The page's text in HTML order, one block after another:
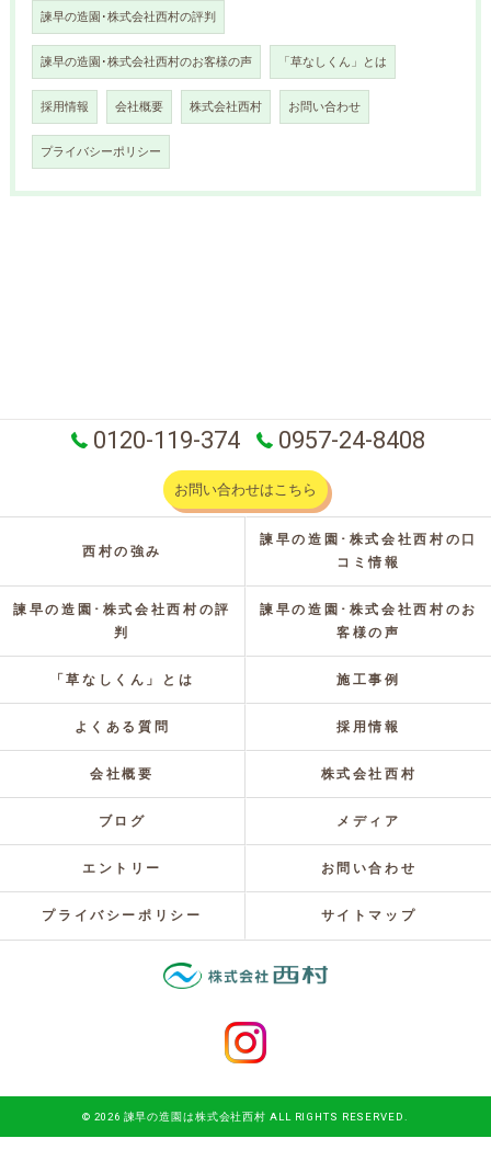
諫早の造園･株式会社西村の評判
諫早の造園･株式会社西村のお客様の声 「草なしくん」とは
採用情報 会社概要 株式会社西村 お問い合わせ
プライバシーポリシー
0120-119-374 0957-24-8408
お問い合わせはこちら
西村の強み
諫早の造園･株式会社西村の口
コミ情報
諫早の造園･株式会社西村の評
判
諫早の造園･株式会社西村のお
客様の声
「草なしくん」とは 施工事例
よくある質問 採用情報
会社概要 株式会社西村
ブログ メディア
エントリー お問い合わせ
プライバシーポリシー サイトマップ
© 2026 諫早の造園は株式会社西村 ALL RIGHTS RESERVED.